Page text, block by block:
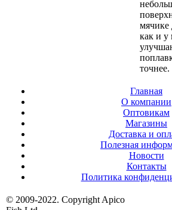
мячике
как и у
точнее.
Главная
О компании
Оптовикам
Магазины
Доставка и
Полезная
Новости
Контакты
Политика
© 2009-2022. Copyright Apico